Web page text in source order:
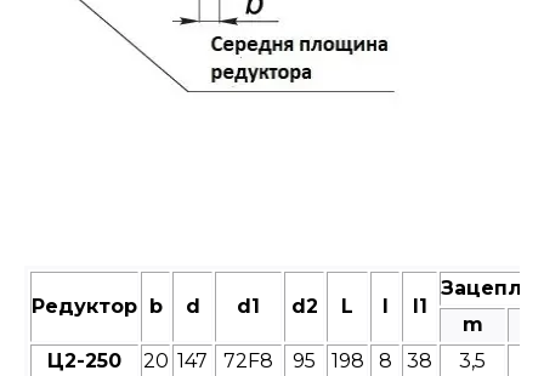
Редуктор b d d1 d2 L l1
m
Ц2-250
20 147 72F8 95 198 8 38 3,5